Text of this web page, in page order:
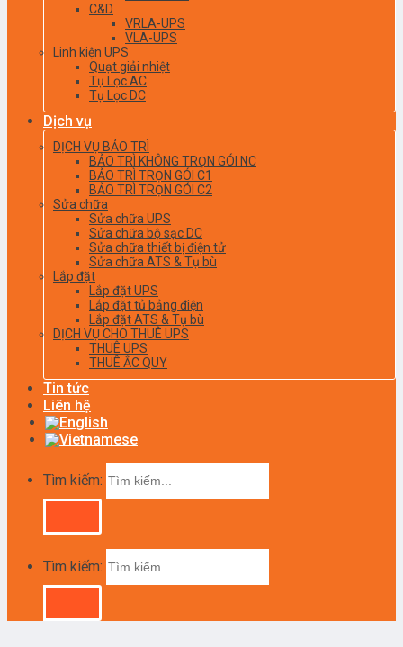
C&D
VRLA-UPS
VLA-UPS
Linh kiện UPS
Quạt giải nhiệt
Tụ Lọc AC
Tụ Lọc DC
Dịch vụ
DỊCH VỤ BẢO TRÌ
BẢO TRÌ KHÔNG TRỌN GÓI NC
BẢO TRÌ TRỌN GÓI C1
BẢO TRÌ TRỌN GÓI C2
Sửa chữa
Sửa chữa UPS
Sửa chữa bộ sạc DC
Sửa chữa thiết bị điện tử
Sửa chữa ATS & Tụ bù
Lắp đặt
Lắp đặt UPS
Lắp đặt tủ bảng điện
Lắp đặt ATS & Tụ bù
DỊCH VỤ CHO THUÊ UPS
THUÊ UPS
THUÊ ẮC QUY
Tin tức
Liên hệ
Tìm kiếm:
Tìm kiếm: